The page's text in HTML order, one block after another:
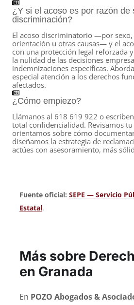
¿Y si el acoso es por razón de
discriminación?
El acoso discriminatorio —por
orientación u otras causas— y el
con una protección legal reforzada
la nulidad de las decisiones
indemnizaciones específicas.
especial atención a los derechos
afectados.
¿Cómo empiezo?
Llámanos al 618 619 922 o
total confidencialidad. Revisamos
orientamos sobre cómo
diseñamos la estrategia de
actúes con asesoramiento, más
Fuente oficial: SEPE — Servicio
Estatal.
Más sobre
en Granada
En POZO Abogados &